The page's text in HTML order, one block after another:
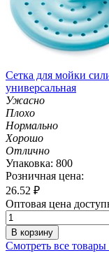
Сетка для мойки
универсальная
Ужасно
Плохо
Нормально
Хорошо
Отлично
Упаковка: 800
Розничная цена:
26.52 ₽
Оптовая цена
В корзину
Смотреть все